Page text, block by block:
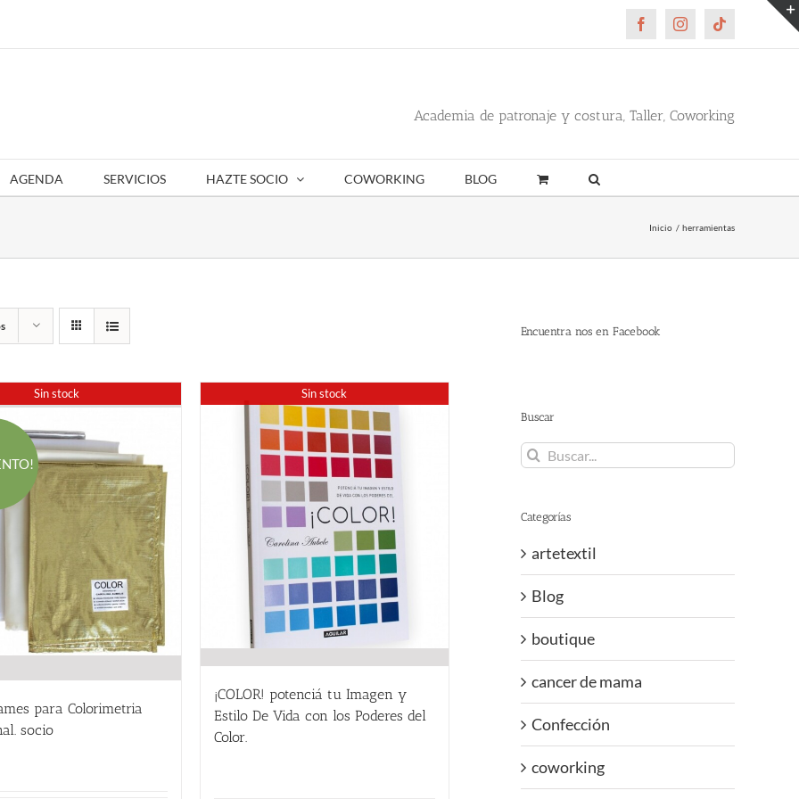
FacebookInstagramTiktok
Academia de patronaje y costura, Taller, Coworking
AGENDA SERVICIOS HAZTE SOCIO COWORKING BLOG
Inicio herramientas
Sin stock
para Colorimetria
socio
Sin stock
¡COLOR! potenciá tu Imagen y
Estilo De Vida con los Poderes del
Color.
Encuentra nos en Facebook
Buscar
Buscar:
Categorías
artetextil
Blog
boutique
cancer de mama
Confección
coworking